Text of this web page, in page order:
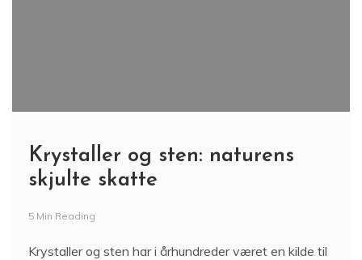
Krystaller og sten: naturens
skjulte skatte
5 Min Reading
Krystaller og sten har i århundreder været en kilde til